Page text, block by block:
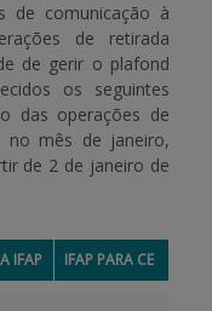
de comunicação à
de retirada
de gerir o plafond
os seguintes
das operações de
no mês de janeiro,
de 2 de janeiro de
IFAP IFAP PARA CE